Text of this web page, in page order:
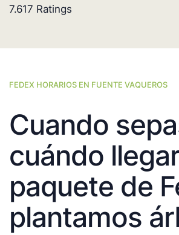
7.617 Ratings
FEDEX HORARIOS EN FUENTE VAQUEROS
Cuando
cuándo
paquete de
plantamos